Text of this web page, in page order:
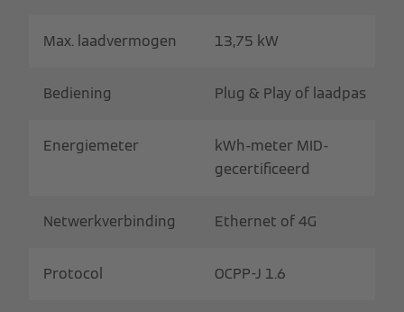
Max. laadvermogen 13,75 kW
Bediening Plug & Play of laadpas
Energiemeter
kWh-meter MID-
gecertificeerd
Netwerkverbinding Ethernet of 4G
Protocol OCPP-J 1.6